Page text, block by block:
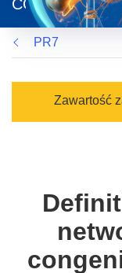
się
w
nowym
oknie)
CORDIS
PR7
Zawartość